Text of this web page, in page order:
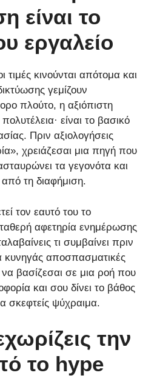
είναι το
εργαλείο
κινούνται απότομα και
γεμίζουν
πλούτο, η αξιόπιστη
είναι το βασικό
Πριν αξιολογήσεις
χρειάζεσαι μια πηγή που
τα γεγονότα και
από τη διαφήμιση.
τον εαυτό του το
αφετηρία ενημέρωσης
τι συμβαίνει πριν
κυνηγάς αποσπασματικές
βασίζεσαι σε μια ροή που
και σου δίνει το βάθος
σκεφτείς ψύχραιμα.
την
το hype